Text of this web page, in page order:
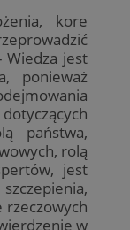
kore
Wiedza jest
ponieważ
państwa,
rolą
jest
rzeczowych
w